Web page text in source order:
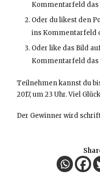
Kommentarfeld das
Oder du likest den
ins Kommentarfeld
Oder like das Bild
Kommentarfeld das
Teilnehmen kannst du
2017, um 23 Uhr. Viel
Der Gewinner wird